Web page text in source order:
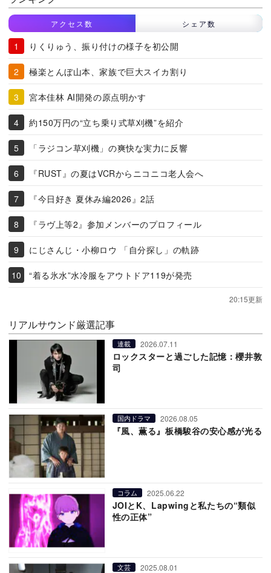
アクセス数 シェア数
りくりゅう、振り付けの様子を初公開
極楽とんぼ山本、家族で巨大スイカ割り
宮本佳林 AI開発の原点明かす
約150万円の“立ち乗り式草刈機”を紹介
「ラジコン草刈機」の爽快な実力に反響
『RUST』の夏はVCRからニコニコ老人会へ
『今日好き 夏休み編2026』2話
『ラヴ上等2』参加メンバーのプロフィール
にじさんじ・小柳ロウ 「自分探し」の軌跡
“着る氷水”水冷服をアウトドア119が発売
20:15更新
リアルサウンド厳選記事
連載 2026.07.11
ロックスターと過ごした記憶：櫻井敦
司
国内ドラマ 2026.08.05
『風、薫る』板橋駿谷の安心感が光る
コラム 2025.06.22
JOIとK、Lapwingと私たちの“類似
性の正体”
文芸 2025.08.01